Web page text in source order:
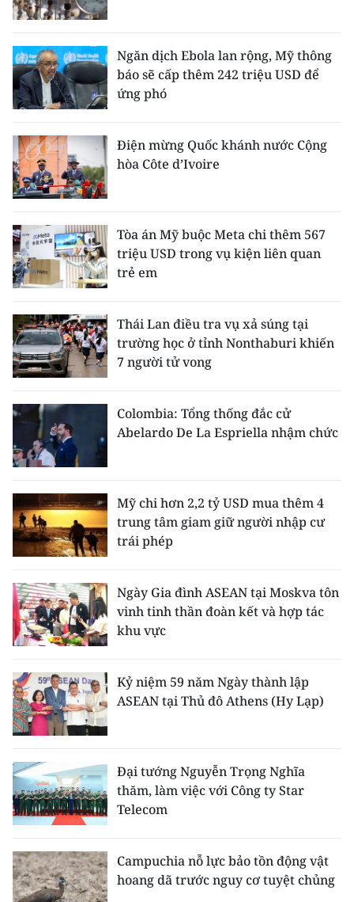
Ngăn dịch Ebola lan rộng, Mỹ thông
báo sẽ cấp thêm 242 triệu USD để
ứng phó
Điện mừng Quốc khánh nước Cộng
hòa Côte d’Ivoire
Tòa án Mỹ buộc Meta chi thêm 567
triệu USD trong vụ kiện liên quan
trẻ em
Thái Lan điều tra vụ xả súng tại
trường học ở tỉnh Nonthaburi khiến
7 người tử vong
Colombia: Tổng thống đắc cử
Abelardo De La Espriella nhậm chức
Mỹ chi hơn 2,2 tỷ USD mua thêm 4
trung tâm giam giữ người nhập cư
trái phép
Ngày Gia đình ASEAN tại Moskva tôn
vinh tinh thần đoàn kết và hợp tác
khu vực
Kỷ niệm 59 năm Ngày thành lập
ASEAN tại Thủ đô Athens (Hy Lạp)
Đại tướng Nguyễn Trọng Nghĩa
thăm, làm việc với Công ty Star
Telecom
Campuchia nỗ lực bảo tồn động vật
hoang dã trước nguy cơ tuyệt chủng